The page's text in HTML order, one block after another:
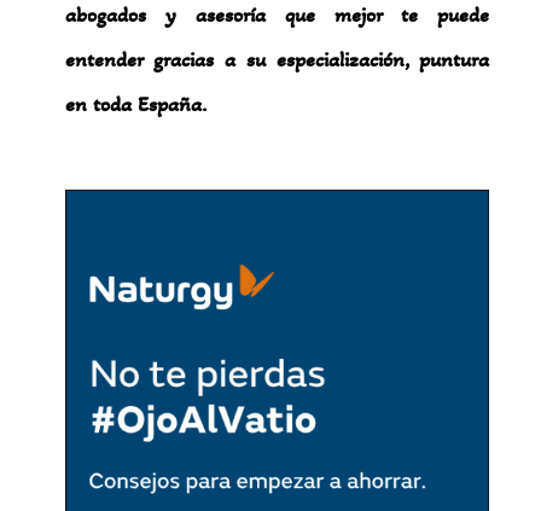
abogados y asesoría que mejor te puede
entender gracias a su especialización, puntura
en toda España.